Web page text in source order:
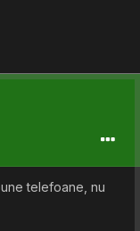
telefoane, nu